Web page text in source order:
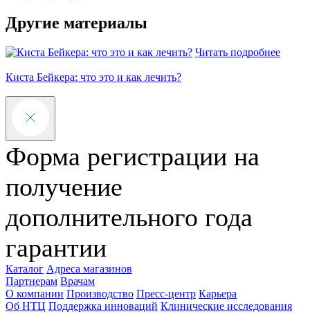
Другие материалы
Читать подробнее
Киста Бейкера: что это и как лечить?
Форма регистрации на
получение
дополнительного года
гарантии
Каталог Адреса магазинов
Партнерам Врачам
О компании Производство Пресс-центр Карьера
Об НТЦ Поддержка инноваций Клинические исследования